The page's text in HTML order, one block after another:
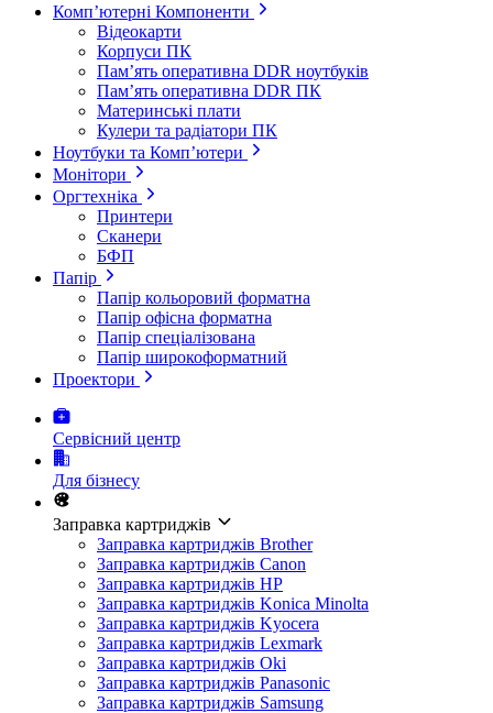
Комп’ютерні Компоненти
Відеокарти
Корпуси ПК
Пам’ять оперативна DDR ноутбуків
Пам’ять оперативна DDR ПК
Материнські плати
Кулери та радіатори ПК
Ноутбуки та Комп’ютери
Монітори
Оргтехніка
Принтери
Сканери
БФП
Папір
Папір кольоровий форматна
Папір офісна форматна
Папір спеціалізована
Папір широкоформатний
Проектори
Сервісний центр
Для бізнесу
Заправка картриджів
Заправка картриджів Brother
Заправка картриджів Canon
Заправка картриджів HP
Заправка картриджів Konica Minolta
Заправка картриджів Kyocera
Заправка картриджів Lexmark
Заправка картриджів Oki
Заправка картриджів Panasonic
Заправка картриджів Samsung